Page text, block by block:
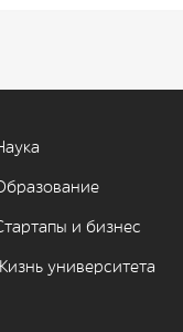
и бизнес
университета